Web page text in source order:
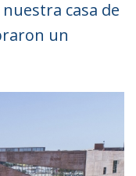
casa de
un